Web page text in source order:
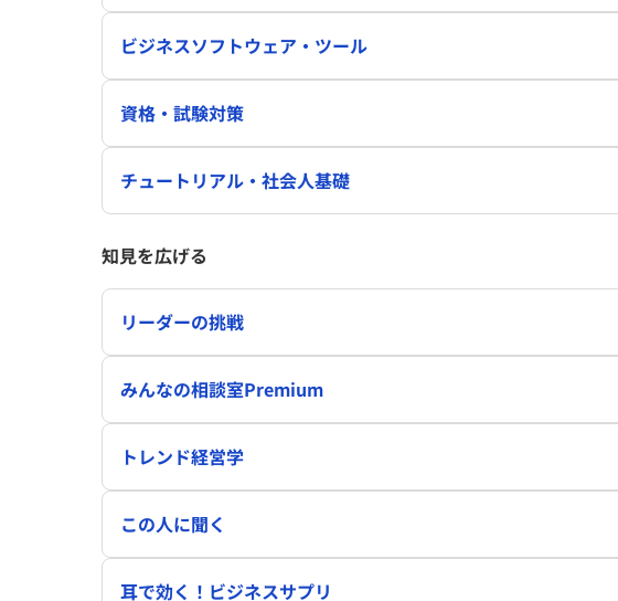
ビジネスソフトウェア・ツール
資格・試験対策
チュートリアル・社会人基礎
知見を広げる
リーダーの挑戦
みんなの相談室Premium
トレンド経営学
この人に聞く
耳で効く！ビジネスサプリ